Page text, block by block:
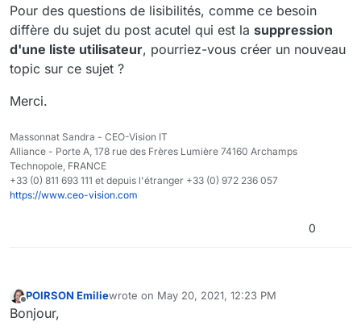
Pour des questions de lisibilités, comme ce besoin
diffère du sujet du post acutel qui est la suppression
d'une liste utilisateur, pourriez-vous créer un nouveau
topic sur ce sujet ?
Merci.
Massonnat Sandra - CEO-Vision IT
Alliance - Porte A, 178 rue des Frères Lumière 74160 Archamps
Technopole, FRANCE
+33 (0) 811 693 111 et depuis l'étranger +33 (0) 972 236 057
https://www.ceo-vision.com
0
Offline
POIRSON Emiliewrote on May 20, 2021, 12:23 PM
last edited by
Bonjour,